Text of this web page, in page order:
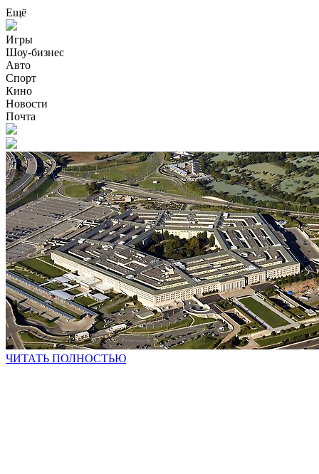
Ещё
Игры
Шоу-бизнес
Авто
Спорт
Кино
Новости
Почта
ЧИТАТЬ ПОЛНОСТЬЮ